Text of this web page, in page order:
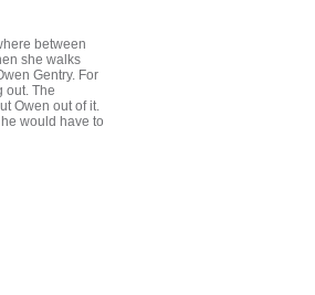
between
she walks
Gentry. For
out. The
Owen out of it.
would have to